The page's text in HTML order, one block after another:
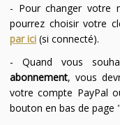
- Pour changer votre
pourrez choisir votre
par ici(si connecté).
- Quand vous
abonnement, vous
votre compte PayPal
bouton en bas de page